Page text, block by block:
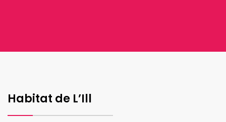
Habitat de L’Ill